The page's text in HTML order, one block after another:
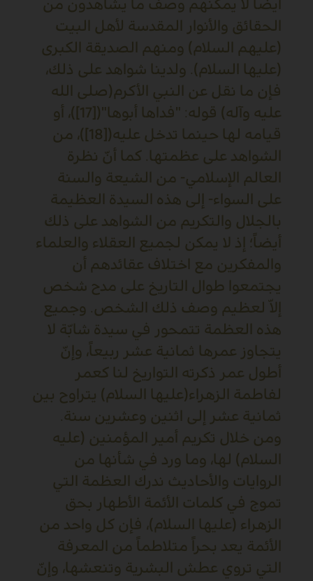
أيضاً لا يمكنهم وصف ما يشاهدون من
الحقائق والأنوار المقدسة لأهل البيت
(عليهم السلام) ومنهم الصديقة الكبرى
(عليها السلام). ولدينا شواهد على ذلك،
فإن ما نقل عن النبي الأكرم(صلى الله
عليه وآله) قوله: "فداها أبوها"([17])، أو
قيامه لها حينما تدخل عليه([18])، من
الشواهد على عظمتها. كما أنّ نظرة
العالم الإسلامي- من الشيعة والسنة
على السواء- إلى هذه السيدة العظيمة
بالجلال والتكريم من الشواهد على ذلك
أيضاً؛ إذ لا يمكن لجميع العقلاء والعلماء
والمفكرين مع اختلاف عقائدهم أن
يجتمعوا طوال التاريخ على مدح شخص
إلاّ لعظيم وصف ذلك الشخص. وجميع
هذه العظمة تتمحور في سيدة شابّة لا
يتجاوز عمرها ثمانية عشر ربيعاً، وإنّ
أطول عمر ذكرته التواريخ لنا كعمر
لفاطمة الزهراء(عليها السلام) يتراوح بين
ثمانية عشر إلى اثنين وعشرين سنة.
ومن خلال تكريم أمير المؤمنين (عليه
السلام) لها، وما ورد في شأنها من
الروايات والأحاديث ندرك العظمة التي
تموج في كلمات الأئمة الأطهار بحق
الزهراء (عليها السلام)، فإن كل واحد من
الأئمة يعد بحراً متلاطماً من المعرفة
التي تروي عطش البشرية وتنعشها، وإنّ